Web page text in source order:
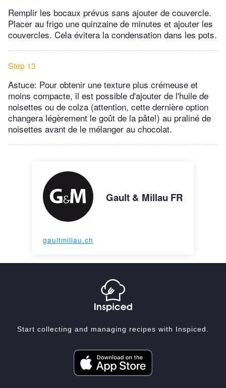
Remplir les bocaux prévus sans ajouter de couvercle.
Placer au frigo une quinzaine de minutes et ajouter les
couvercles. Cela évitera la condensation dans les pots.
Step 13
Astuce: Pour obtenir une texture plus crémeuse et
moins compacte, il est possible d'ajouter de l'huile de
noisettes ou de colza (attention, cette dernière option
changera légèrement le goût de la pâte!) au praliné de
noisettes avant de le mélanger au chocolat.
Gault & Millau FR
gaultmillau.ch
Start collecting and managing recipes with Inspiced.